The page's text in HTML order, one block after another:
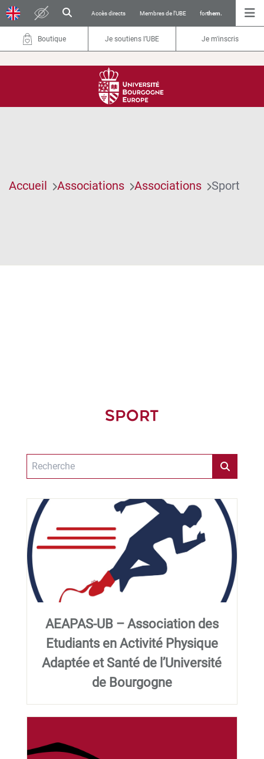
Accès directs Membres de l’UBE forthem.
Boutique Je soutiens l’UBE Je m'inscris
Accueil Associations Associations Sport
SPORT
AEAPAS-UB – Association des
Etudiants en Activité Physique
Adaptée et Santé de l’Université
de Bourgogne